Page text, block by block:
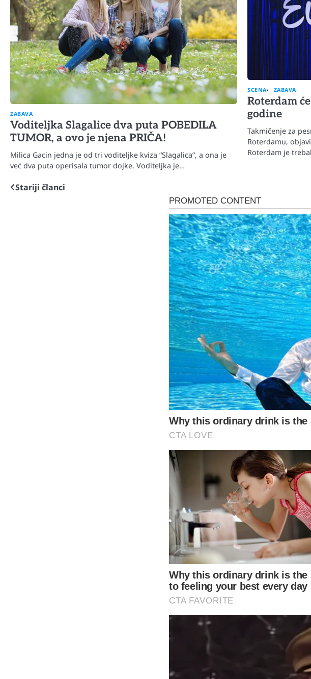
ZABAVA
Voditeljka Slagalice dva puta POBEDILA
TUMOR, a ovo je njena PRIČA!
Milica Gacin jedna je od tri voditeljke kviza “Slagalica”, a ona je
već dva puta operisala tumor dojke. Voditeljka je…
SCENA ZABAVA
Roterdam
godine
Takmičenje za
Roterdamu,
Roterdam je
Navigacija
Stariji članci